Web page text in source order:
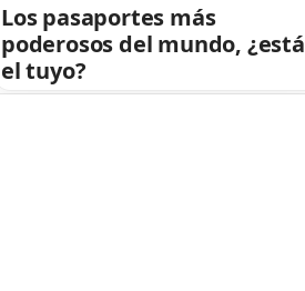
Los pasaportes más
poderosos del mundo, ¿está
el tuyo?